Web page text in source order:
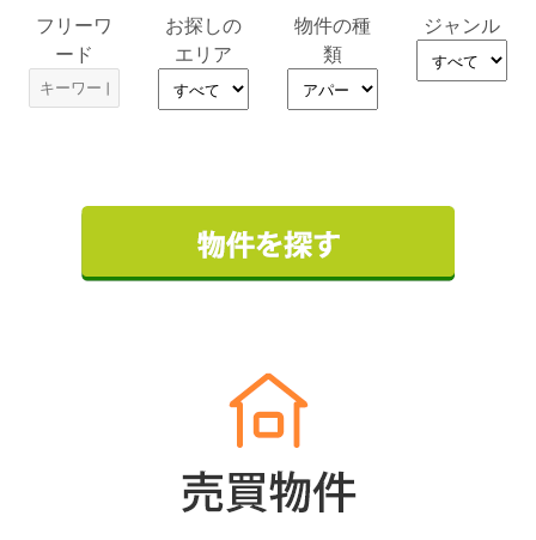
フリーワ
ード
お探しの
エリア
物件の種
類
ジャンル